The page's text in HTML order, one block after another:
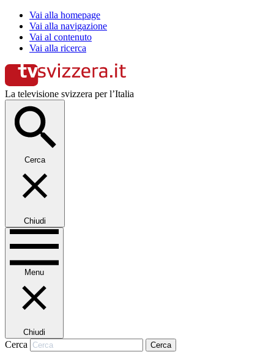
Vai alla homepage
Vai alla navigazione
Vai al contenuto
Vai alla ricerca
La televisione svizzera per l’Italia
Cerca
Chiudi
Menu
Chiudi
Cerca Cerca